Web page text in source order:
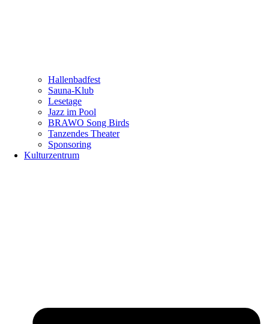
Hallenbadfest
Sauna-Klub
Lesetage
Jazz im Pool
BRAWO Song Birds
Tanzendes Theater
Sponsoring
Kulturzentrum